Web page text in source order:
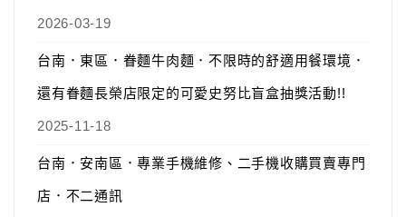
2026-03-19
台南．東區．眷麵牛肉麵．不限時的舒適用餐環境．
還有眷麵長榮店限定的可愛史努比盲盒抽獎活動!!
2025-11-18
台南．安南區．專業手機維修、二手機收購買賣專門
店．不二通訊